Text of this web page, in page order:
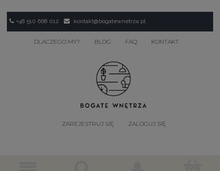
+48 510 668 012 kontakt@bogatewnetrza.pl
DLACZEGO MY? BLOG FAQ KONTAKT
ZAREJESTRUJ SIĘ ZALOGUJ SIĘ